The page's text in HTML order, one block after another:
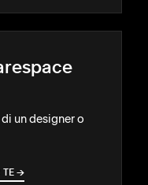
un designer o
TE →